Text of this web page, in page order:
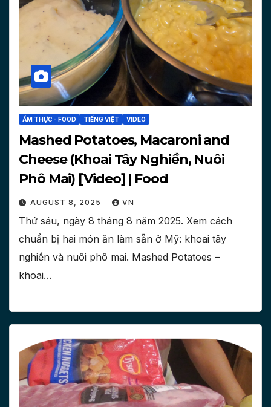
ẨM THỰC - FOOD TIẾNG VIỆT VIDEO
Mashed Potatoes, Macaroni and
Cheese (Khoai Tây Nghiền, Nuôi
Phô Mai) [Video] | Food
AUGUST 8, 2025 VN
Thứ sáu, ngày 8 tháng 8 năm 2025. Xem cách
chuẩn bị hai món ăn làm sẵn ở Mỹ: khoai tây
nghiền và nuôi phô mai. Mashed Potatoes –
khoai…